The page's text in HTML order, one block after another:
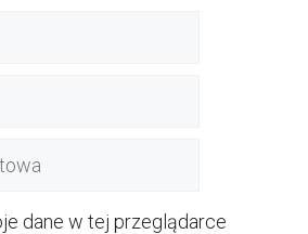
dane w tej przeglądarce